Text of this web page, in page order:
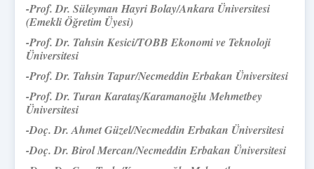
-Prof. Dr. Süleyman Hayri Bolay/Ankara Üniversitesi
(Emekli Öğretim Üyesi)
-Prof. Dr. Tahsin Kesici/TOBB Ekonomi ve Teknoloji
Üniversitesi
-Prof. Dr. Tahsin Tapur/Necmeddin Erbakan Üniversitesi
-Prof. Dr. Turan Karataş/Karamanoğlu Mehmetbey
Üniversitesi
-Doç. Dr. Ahmet Güzel/Necmeddin Erbakan Üniversitesi
-Doç. Dr. Birol Mercan/Necmeddin Erbakan Üniversitesi